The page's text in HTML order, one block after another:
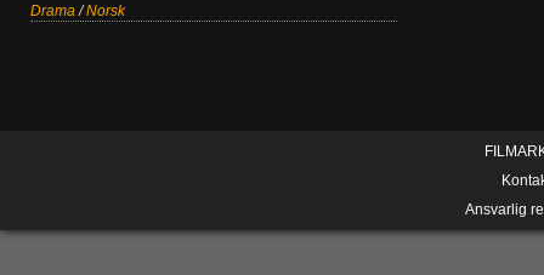
Drama/Norsk
Ansvarlig